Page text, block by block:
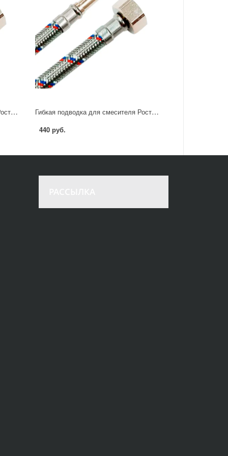
Гибкая подводка для смесителя Ростерм 1/2" М10x37 60 см НР-ВР Гибкая подводка для смесителя Ростерм 1/2" М10х37 80 см НР-ВР
440 руб.